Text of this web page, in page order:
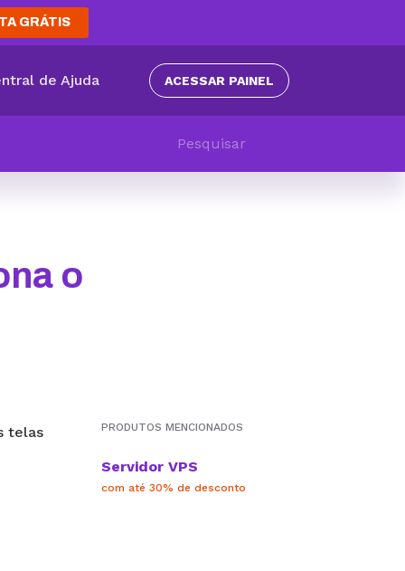
GRÁTIS
de Ajuda ACESSAR PAINEL
o
PRODUTOS MENCIONADOS
Servidor VPS
com até 30% de desconto